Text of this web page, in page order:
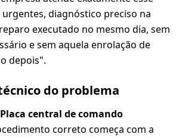
diagnóstico preciso na
executado no mesmo dia, sem
e sem aquela enrolação de
depois".
do problema
Placa central de comando
correto começa com a